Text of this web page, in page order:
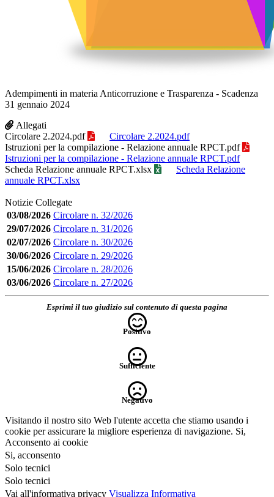
Adempimenti in materia Anticorruzione e Trasparenza - Scadenza
31 gennaio 2024
Allegati
Circolare 2.2024.pdf
Circolare 2.2024.pdf
Istruzioni per la compilazione - Relazione annuale RPCT.pdf
Istruzioni per la compilazione - Relazione annuale RPCT.pdf
Scheda Relazione annuale RPCT.xlsx
Scheda Relazione
annuale RPCT.xlsx
Notizie Collegate
03/08/2026 Circolare n. 32/2026
29/07/2026 Circolare n. 31/2026
02/07/2026 Circolare n. 30/2026
30/06/2026 Circolare n. 29/2026
15/06/2026 Circolare n. 28/2026
03/06/2026 Circolare n. 27/2026
Esprimi il tuo giudizio sul contenuto di questa pagina
Positivo
Sufficiente
Negativo
Visitando il nostro sito Web l'utente accetta che stiamo usando i
cookie per assicurare la migliore esperienza di navigazione. Si,
Acconsento ai cookie
Si, acconsento
Solo tecnici
Solo tecnici
Vai all'informativa privacy Visualizza Informativa